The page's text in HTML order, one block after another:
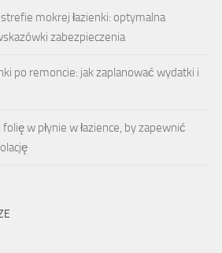
mokrej łazienki: optymalna
zabezpieczenia
po remoncie: jak zaplanować wydatki i
w płynie w łazience, by zapewnić